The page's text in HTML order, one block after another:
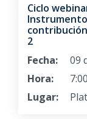
Ciclo
2
Fecha:
09
Hora:
Lugar: